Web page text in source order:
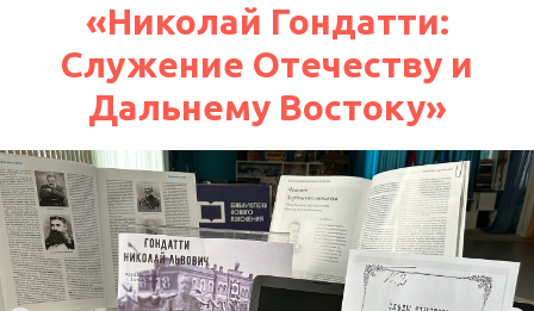
«Николай Гондатти:
Служение Отечеству и
Дальнему Востоку»